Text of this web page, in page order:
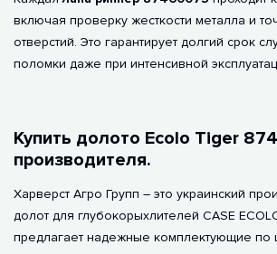
включая проверку жесткости металла и
отверстий. Это гарантирует долгий срок
поломки даже при интенсивной
Купить долото Ecolo Tiger
производителя.
Харверст Агро Групп – это украинский
долот для глубокорыхлителей CASE
предлагает надежные комплектующие по